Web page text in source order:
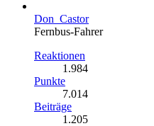
Don_Castor
Fernbus-Fahrer
Reaktionen
1.984
Punkte
7.014
Beiträge
1.205